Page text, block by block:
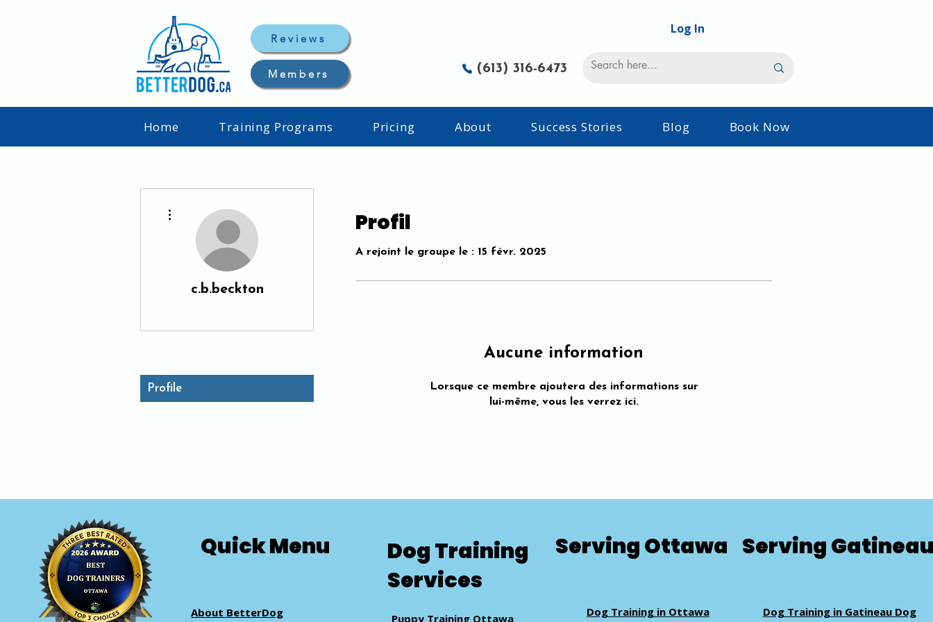
Reviews
Members (613) 316-6473
Log In
Home Training Programs Pricing About Success Stories Blog Book Now
Profil
A rejoint le groupe le : 15 févr. 2025
Aucune information
Lorsque ce membre ajoutera des informations sur
lui-même, vous les verrez ici.
c.b.beckton
Profile
Quick Menu
About BetterDog
Dog Training
Services
Puppy Training Ottawa
Serving Ottawa
Dog Training in Ottawa
Serving
Dog Training in Gatineau Dog